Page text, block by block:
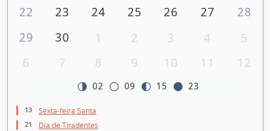
22
23 24 25 26 27
28
29
30 1 2 3 4
5
6
7 8 9 10 11 12
02 09 15 23
13 Sexta-feira Santa
21 Dia de Tiradentes